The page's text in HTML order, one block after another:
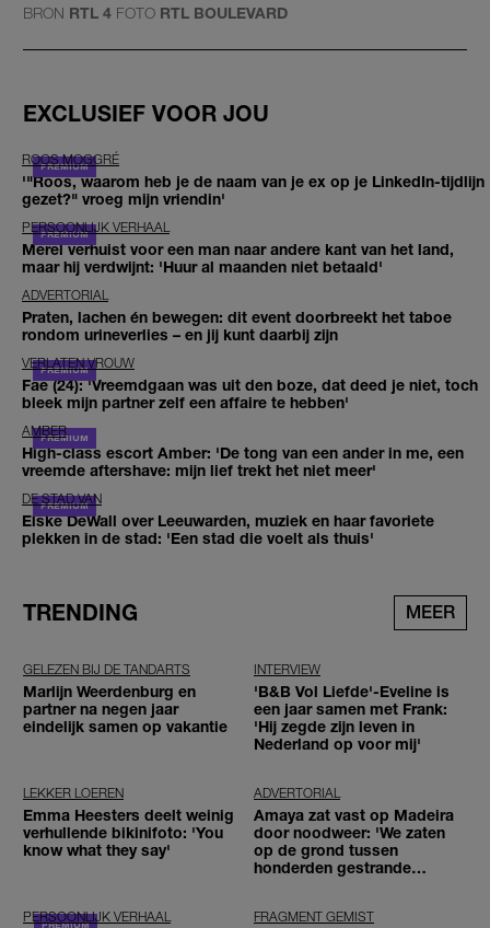
BRON RTL 4 FOTO RTL BOULEVARD
EXCLUSIEF VOOR JOU
ROOS MOGGRÉ
'"Roos, waarom heb je de naam van je ex op je LinkedIn-tijdlijn
gezet?" vroeg mijn vriendin'
PERSOONLIJK VERHAAL
Merel verhuist voor een man naar andere kant van het land,
maar hij verdwijnt: 'Huur al maanden niet betaald'
ADVERTORIAL
Praten, lachen én bewegen: dit event doorbreekt het taboe
rondom urineverlies – en jij kunt daarbij zijn
VERLATEN VROUW
Fae (24): 'Vreemdgaan was uit den boze, dat deed je niet, toch
bleek mijn partner zelf een affaire te hebben'
AMBER
High-class escort Amber: 'De tong van een ander in me, een
vreemde aftershave: mijn lief trekt het niet meer'
DE STAD VAN
Elske DeWall over Leeuwarden, muziek en haar favoriete
plekken in de stad: 'Een stad die voelt als thuis'
TRENDING MEER
GELEZEN BIJ DE TANDARTS
Marlijn Weerdenburg en
partner na negen jaar
eindelijk samen op vakantie
INTERVIEW
'B&B Vol Liefde'-Eveline is
een jaar samen met Frank:
'Hij zegde zijn leven in
Nederland op voor mij'
LEKKER LOEREN
Emma Heesters deelt weinig
verhullende bikinifoto: 'You
know what they say'
ADVERTORIAL
Amaya zat vast op Madeira
door noodweer: 'We zaten
op de grond tussen
honderden gestrande
PERSOONLIJK VERHAAL FRAGMENT GEMIST